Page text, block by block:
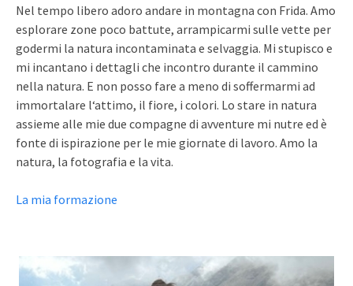
Nel tempo libero adoro andare in montagna con Frida. Amo
esplorare zone poco battute, arrampicarmi sulle vette per
godermi la natura incontaminata e selvaggia. Mi stupisco e
mi incantano i dettagli che incontro durante il cammino
nella natura. E non posso fare a meno di soffermarmi ad
immortalare l‘attimo, il fiore, i colori. Lo stare in natura
assieme alle mie due compagne di avventure mi nutre ed è
fonte di ispirazione per le mie giornate di lavoro. Amo la
natura, la fotografia e la vita.
La mia formazione